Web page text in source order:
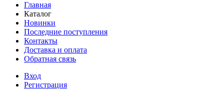
Главная
Каталог
Новинки
Последние поступления
Контакты
Доставка и оплата
Обратная связь
Вход
Регистрация